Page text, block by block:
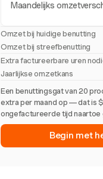
Maandelijks
Omzet bij huidige benutting
Omzet bij streefbenutting
Extra factureerbare uren
Jaarlijkse omzetkans
Een benuttingsgat van 20
extra per maand op — dat is
ongefactureerde tijd naartoe
Begin met